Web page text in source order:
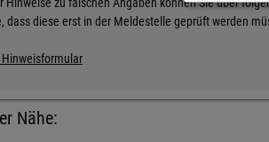
dass diese erst in der Meldestelle geprüft werden
Nähe: